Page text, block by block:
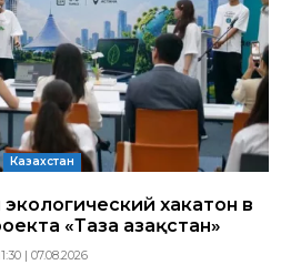
Казахстан
хакатон в
«Таза Қазақстан»
| 07.08.2026